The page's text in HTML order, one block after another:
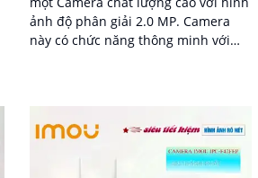
ảnh độ phân giải 2.0 MP. Camera
này có chức năng thông minh với